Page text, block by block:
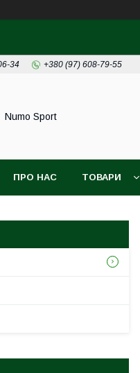
34 +380 (97) 608-79-55
Numo Sport
ПРО НАС ТОВАРИ